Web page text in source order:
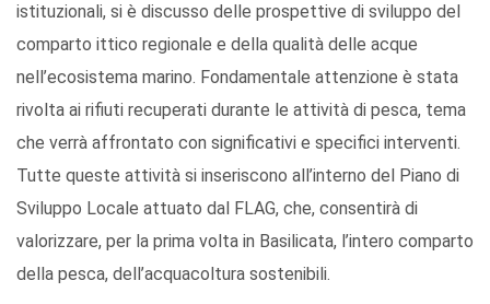
istituzionali, si è discusso delle prospettive di sviluppo del
comparto ittico regionale e della qualità delle acque
nell’ecosistema marino. Fondamentale attenzione è stata
rivolta ai rifiuti recuperati durante le attività di pesca, tema
che verrà affrontato con significativi e specifici interventi.
Tutte queste attività si inseriscono all’interno del Piano di
Sviluppo Locale attuato dal FLAG, che, consentirà di
valorizzare, per la prima volta in Basilicata, l’intero comparto
della pesca, dell’acquacoltura sostenibili.